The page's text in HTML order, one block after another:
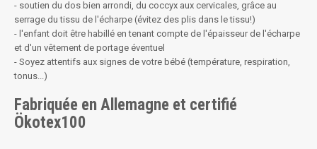
- soutien du dos bien arrondi, du coccyx aux cervicales, grâce au
serrage du tissu de l'écharpe (évitez des plis dans le tissu!)
- l'enfant doit être habillé en tenant compte de l'épaisseur de l'écharpe
et d'un vêtement de portage éventuel
- Soyez attentifs aux signes de votre bébé (température, respiration,
tonus...)
Fabriquée en Allemagne et certifié
Ökotex100